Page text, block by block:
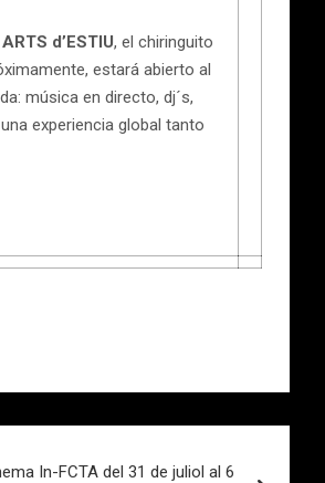
d’ESTIU, el chiringuito
estará abierto al
música en directo, dj´s,
experiencia global tanto
In-FCTA del 31 de juliol al 6